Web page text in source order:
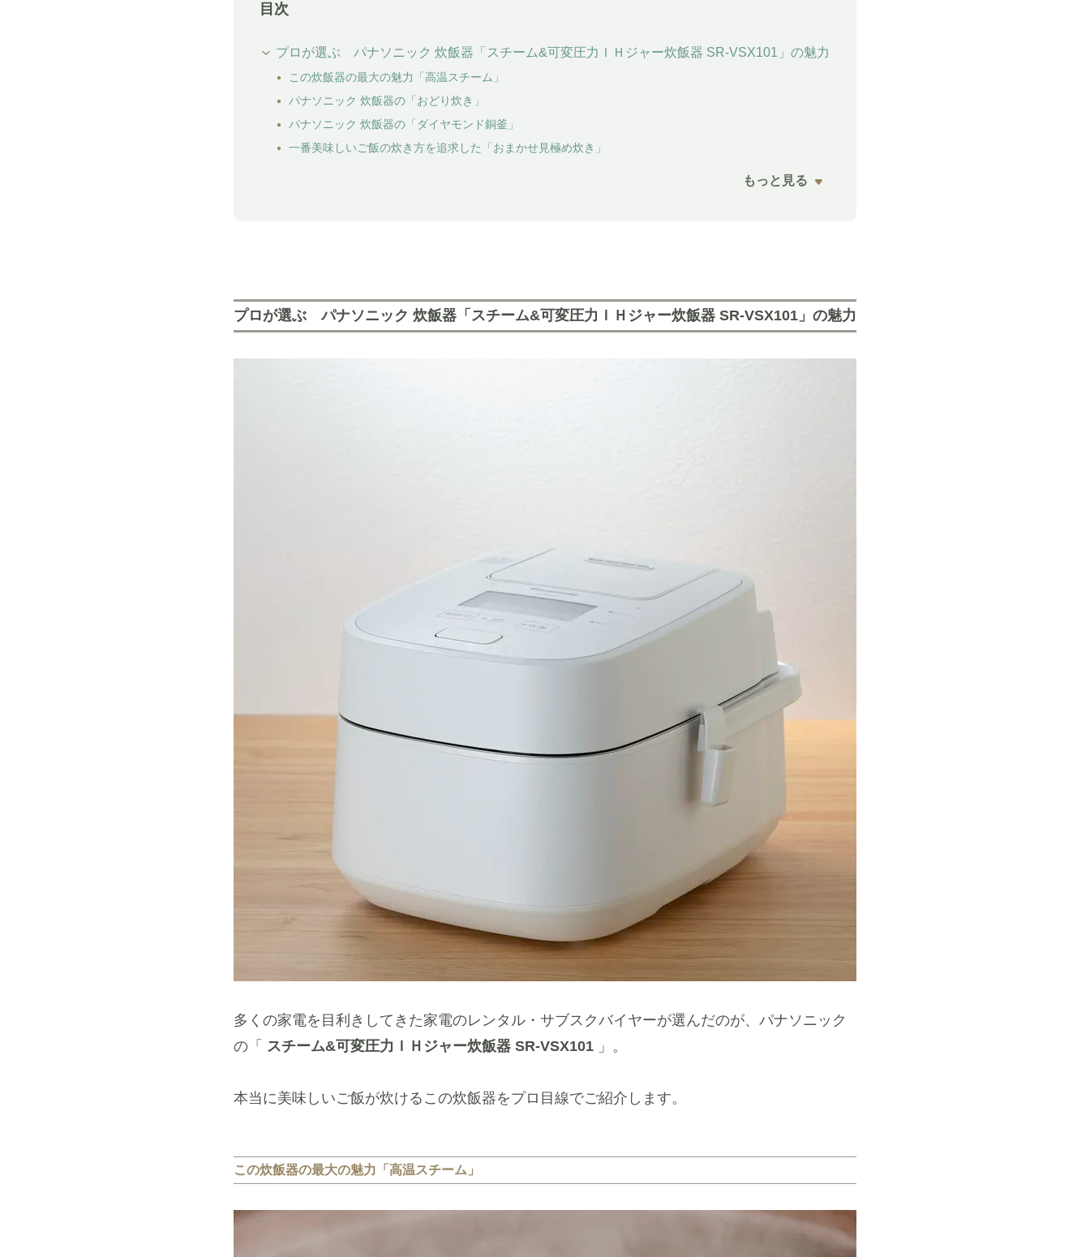
目次
プロが選ぶ パナソニック 炊飯器「スチーム&可変圧力ＩＨジャー炊飯器 SR-VSX101」の魅力
この炊飯器の最大の魅力「高温スチーム」
パナソニック 炊飯器の「おどり炊き」
パナソニック 炊飯器の「ダイヤモンド銅釜」
一番美味しいご飯の炊き方を追求した「おまかせ見極め炊き」
もっと見る
プロが選ぶ パナソニック 炊飯器「スチーム&可変圧力ＩＨジャー炊飯器 SR-VSX101」の魅力
多くの家電を目利きしてきた家電のレンタル・サブスクバイヤーが選んだのが、パナソニック
の「 スチーム&可変圧力ＩＨジャー炊飯器 SR-VSX101 」。
本当に美味しいご飯が炊けるこの炊飯器をプロ目線でご紹介します。
この炊飯器の最大の魅力「高温スチーム」